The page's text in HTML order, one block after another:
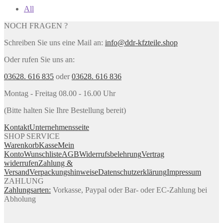
All
NOCH FRAGEN ?
Schreiben Sie uns eine Mail an: info@ddr-kfzteile.shop
Oder rufen Sie uns an:
03628. 616 835 oder03628. 616 836
Montag - Freitag 08.00 - 16.00 Uhr
(Bitte halten Sie Ihre Bestellung bereit)
KontaktUnternehmensseite
SHOP SERVICE
WarenkorbKasseMein
KontoWunschlisteAGBWiderrufsbelehrungVertrag
widerrufenZahlung &
VersandVerpackungshinweiseDatenschutzerklärungImpressum
ZAHLUNG
Zahlungsarten: Vorkasse, Paypal oder Bar- oder EC-Zahlung bei
Abholung